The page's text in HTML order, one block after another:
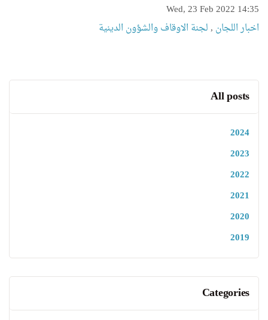
Wed, 23 Feb 2022 14:35
اخبار اللجان ,لجنة الاوقاف والشؤون الدينية
All posts
2024
2023
2022
2021
2020
2019
Categories